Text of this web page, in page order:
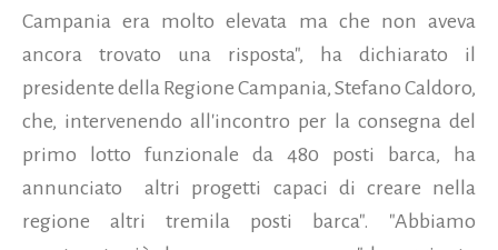
Campania era molto elevata ma che non aveva
ancora trovato una risposta", ha dichiarato il
presidente della Regione Campania, Stefano Caldoro,
che, intervenendo all'incontro per la consegna del
primo lotto funzionale da 480 posti barca, ha
annunciato altri progetti capaci di creare nella
regione altri tremila posti barca". "Abbiamo